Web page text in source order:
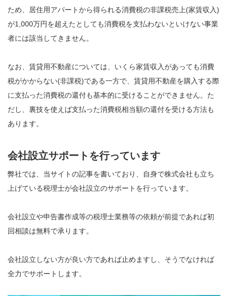
ため、居住用アパートから得られる消費税の非課税売上(家賃収入)
が1,000万円を超えたとしても消費税を支払わないといけない事業
者には該当してきません。
なお、賃貸用不動産については、いくら家賃収入があっても消費
税がかからない(非課税)である一方で、賃貸用不動産を購入する際
に支払った消費税の還付も基本的に受けることができません。た
だし、裏技を使えば支払った消費税相当額の還付を受ける方法も
あります。
会社設立サポートを行っています
弊社では、当サイトの記事を書いており、自身で株式会社も立ち
上げている税理士が会社設立のサポートを行っています。
会社設立や申告書作成等の税理士業務等の依頼が前提であれば初
回相談は無料で承ります。
会社設立しない方が良い方であれば止めますし、そうでなければ
全力でサポートします。